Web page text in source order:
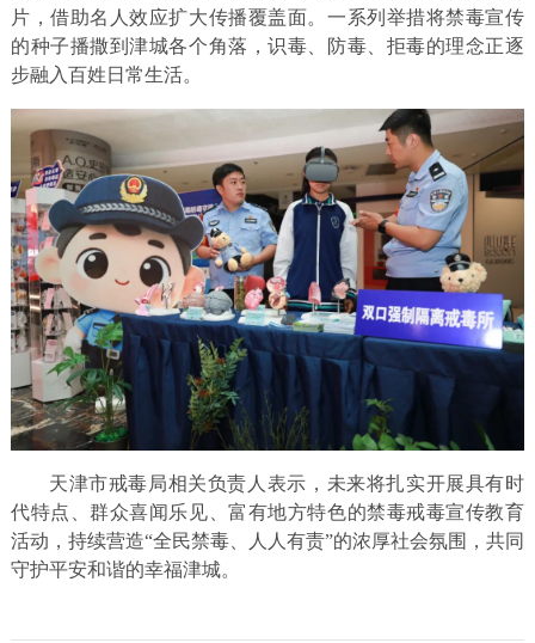
片，借助名人效应扩大传播覆盖面。一系列举措将禁毒宣传
的种子播撒到津城各个角落，识毒、防毒、拒毒的理念正逐
步融入百姓日常生活。
天津市戒毒局相关负责人表示，未来将扎实开展具有时
代特点、群众喜闻乐见、富有地方特色的禁毒戒毒宣传教育
活动，持续营造“全民禁毒、人人有责”的浓厚社会氛围，共同
守护平安和谐的幸福津城。